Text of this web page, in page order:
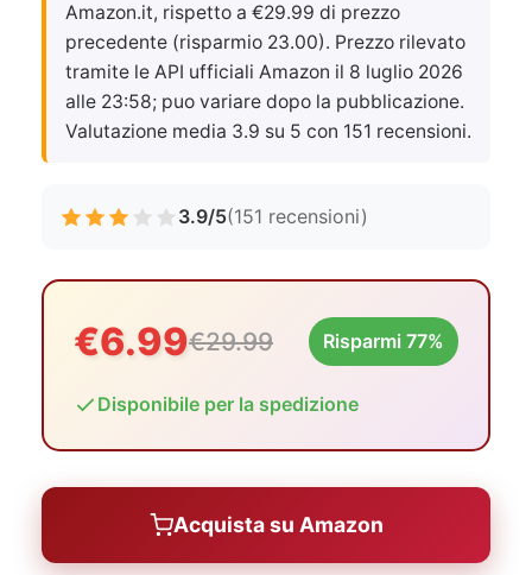
Amazon.it, rispetto a €29.99 di prezzo
precedente (risparmio 23.00). Prezzo rilevato
tramite le API ufficiali Amazon il 8 luglio 2026
alle 23:58; puo variare dopo la pubblicazione.
Valutazione media 3.9 su 5 con 151 recensioni.
3.9/5(151 recensioni)
€6.99€29.99 Risparmi 77%
Disponibile per la spedizione
Acquista su Amazon